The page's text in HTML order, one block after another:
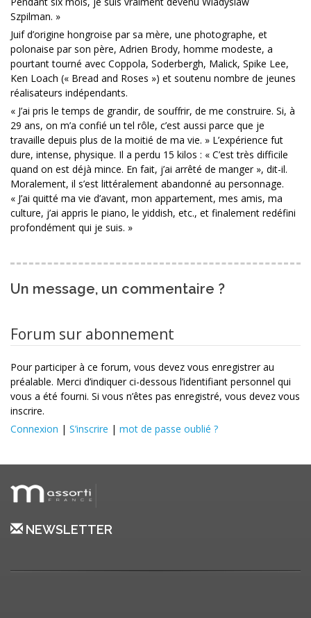
Szpilman. »
Juif d’origine hongroise par sa mère, une photographe, et
polonaise par son père, Adrien Brody, homme modeste, a
pourtant tourné avec Coppola, Soderbergh, Malick, Spike Lee,
Ken Loach (« Bread and Roses ») et soutenu nombre de jeunes
réalisateurs indépendants.
« J’ai pris le temps de grandir, de souffrir, de me construire. Si, à
29 ans, on m’a confié un tel rôle, c’est aussi parce que je
travaille depuis plus de la moitié de ma vie. » L’expérience fut
dure, intense, physique. Il a perdu 15 kilos : « C’est très difficile
quand on est déjà mince. En fait, j’ai arrêté de manger », dit-il.
Moralement, il s’est littéralement abandonné au personnage.
« J’ai quitté ma vie d’avant, mon appartement, mes amis, ma
culture, j’ai appris le piano, le yiddish, etc., et finalement redéfini
profondément qui je suis. »
Un message, un commentaire ?
Forum sur abonnement
Pour participer à ce forum, vous devez vous enregistrer au
préalable. Merci d’indiquer ci-dessous l’identifiant personnel qui
vous a été fourni. Si vous n’êtes pas enregistré, vous devez vous
inscrire.
Connexion | S’inscrire | mot de passe oublié ?
NEWSLETTER